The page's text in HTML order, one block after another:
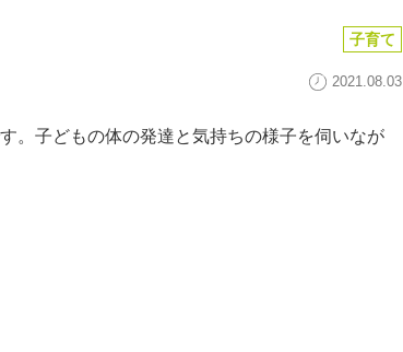
子育て
2021.08.03
。子どもの体の発達と気持ちの様子を伺いなが